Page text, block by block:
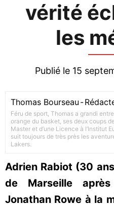
vérité
les
Publié le 15
Thomas Bourseau -
Féru de sport, Thomas a grandi
orange du basket, ses deux coups
Master et d’une Licence à l’Institut
suit toujours de très près les
Lakers.
Adrien Rabiot (30
de Marseille
Jonathan Rowe à la